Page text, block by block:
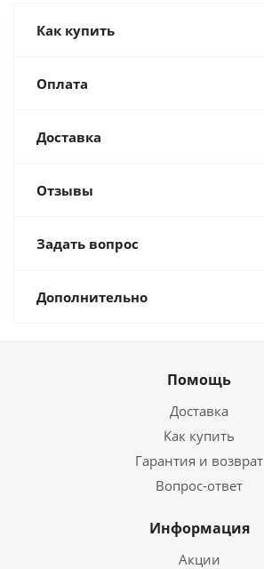
Как купить
Оплата
Доставка
Отзывы
Задать вопрос
Дополнительно
Помощь
Доставка
Как купить
Гарантия и возврат
Вопрос-ответ
Информация
Акции